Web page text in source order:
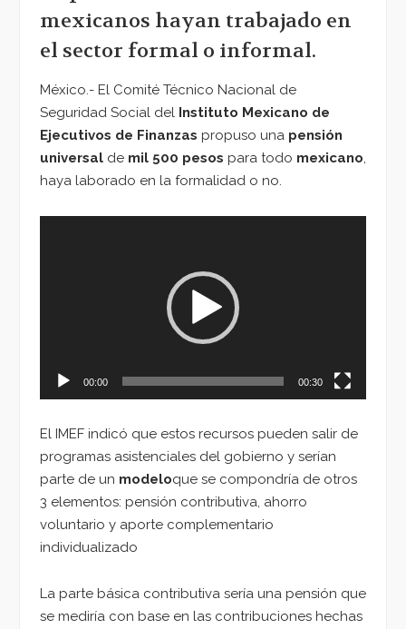
mexicanos hayan trabajado en
el sector formal o informal.
México.- El Comité Técnico Nacional de
Seguridad Social del Instituto Mexicano de
Ejecutivos de Finanzas propuso una pensión
universal de mil 500 pesos para todo mexicano,
haya laborado en la formalidad o no.
00:00 00:30
El IMEF indicó que estos recursos pueden salir de
programas asistenciales del gobierno y serían
parte de un modeloque se compondría de otros
3 elementos: pensión contributiva, ahorro
voluntario y aporte complementario
individualizado
La parte básica contributiva sería una pensión que
se mediría con base en las contribuciones hechas